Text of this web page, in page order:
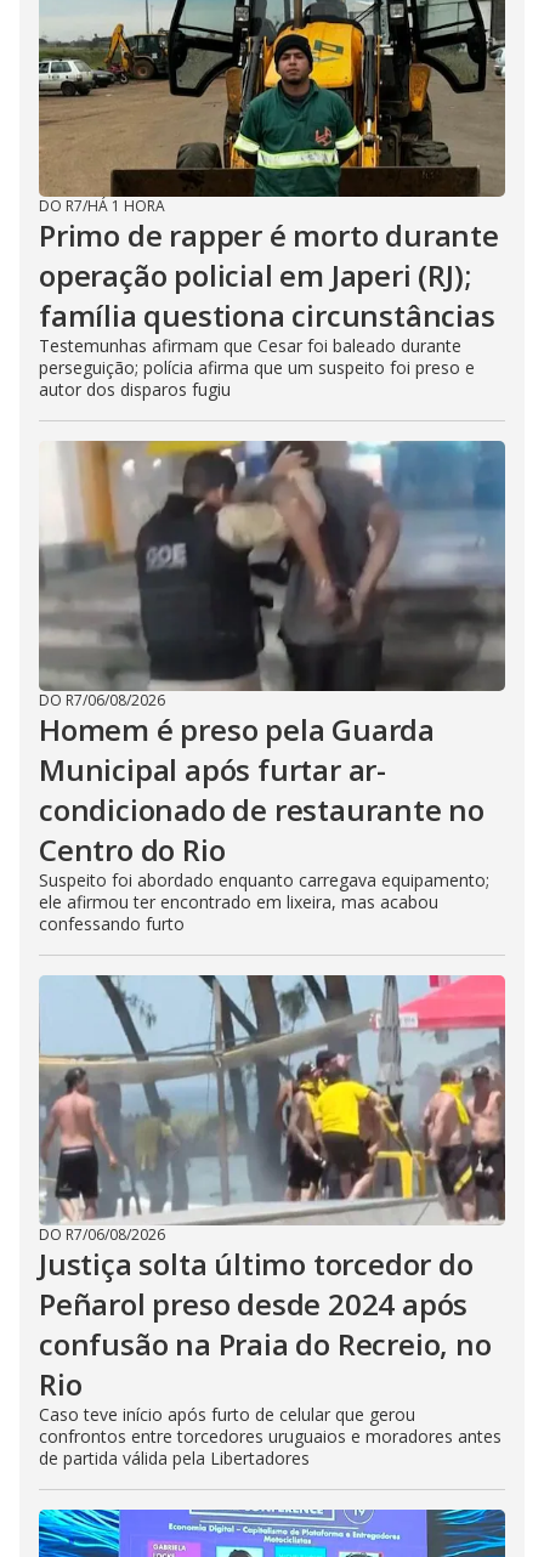
DO R7/HÁ 1 HORA
Primo de rapper é morto durante
operação policial em Japeri (RJ);
família questiona circunstâncias
Testemunhas afirmam que Cesar foi baleado durante
perseguição; polícia afirma que um suspeito foi preso e
autor dos disparos fugiu
DO R7/06/08/2026
Homem é preso pela Guarda
Municipal após furtar ar-
condicionado de restaurante no
Centro do Rio
Suspeito foi abordado enquanto carregava equipamento;
ele afirmou ter encontrado em lixeira, mas acabou
confessando furto
DO R7/06/08/2026
Justiça solta último torcedor do
Peñarol preso desde 2024 após
confusão na Praia do Recreio, no
Rio
Caso teve início após furto de celular que gerou
confrontos entre torcedores uruguaios e moradores antes
de partida válida pela Libertadores